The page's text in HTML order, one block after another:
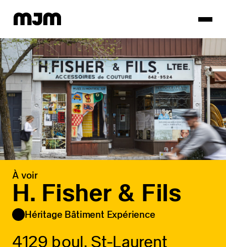
Homepage
À voir
H. Fisher & Fils
Héritage Bâtiment Expérience
4129 boul. St-Laurent